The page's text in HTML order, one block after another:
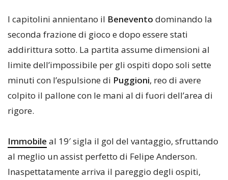
I capitolini annientano il Benevento dominando la
seconda frazione di gioco e dopo essere stati
addirittura sotto. La partita assume dimensioni al
limite dell’impossibile per gli ospiti dopo soli sette
minuti con l’espulsione di Puggioni, reo di avere
colpito il pallone con le mani al di fuori dell’area di
rigore.
Immobile al 19′ sigla il gol del vantaggio, sfruttando
al meglio un assist perfetto di Felipe Anderson.
Inaspettatamente arriva il pareggio degli ospiti,